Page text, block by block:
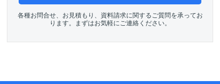
各種お問合せ、お見積もり、資料請求に関するご質問を承ってお
ります。まずはお気軽にご連絡ください。